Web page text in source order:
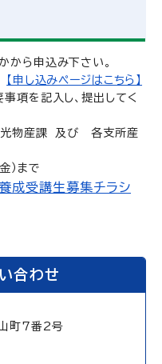
ら申込み下さい。
【申し込みページはこちら】
項を記入し、提出してく
物産課 及び 各支所産
）まで
成受講生募集チラシ
合わせ
町7番2号